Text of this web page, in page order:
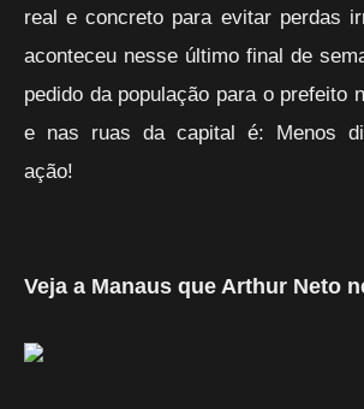
real e concreto para evitar perdas
aconteceu nesse último final de
pedido da população para o prefeito
e nas ruas da capital é: Menos
ação!
Veja a Manaus que Arthur Neto